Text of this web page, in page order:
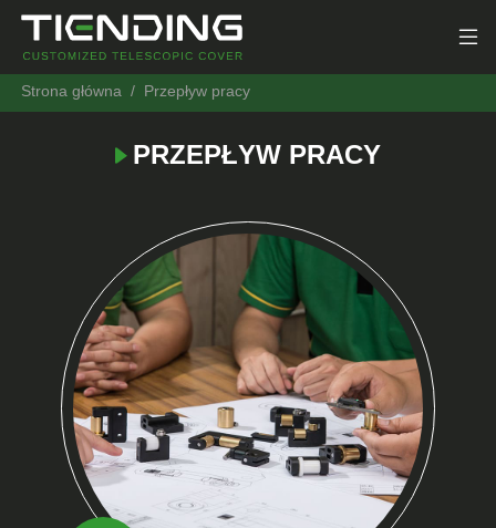
Strona główna Przepływ pracy
PRZEPŁYW PRACY